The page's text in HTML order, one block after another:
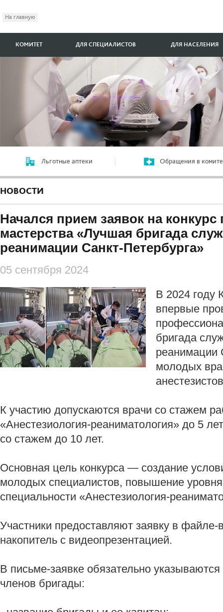
На главную
КОМИТЕТ ДЛЯ СПЕЦИАЛИСТОВ ДЛЯ НАСЕЛЕНИЯ
Льготные аптеки Обращения в
НОВОСТИ
Начался прием заявок на
мастерства «Лучшая бригада
реанимации Санкт-Петербурга»
05 сентября 2024
В 2024 году
впервые
бригада
реанимации
молодых
анестезистов
К участию допускаются врачи со стажем
«Анестезиология-реаниматология» до 5
со стажем до 10 лет.
Основная цель конкурса — создание
молодых специалистов, повышение
специальности «Анестезиология-
Участники предоставляют заявку в
накопитель с видеопрезентацией.
В письме-заявке обязательно
членов бригады: